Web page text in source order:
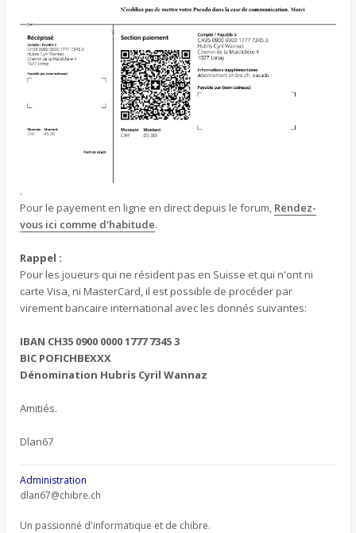
.
Pour le payement en ligne en direct depuis le forum, Rendez-
vous ici comme d'habitude.
Rappel :
Pour les joueurs qui ne résident pas en Suisse et qui n'ont ni
carte Visa, ni MasterCard, il est possible de procéder par
virement bancaire international avec les donnés suivantes:
IBAN CH35 0900 0000 1777 7345 3
BIC POFICHBEXXX
Dénomination Hubris Cyril Wannaz
Amitiés.
Dlan67
Administration
dlan67@chibre.ch
Un passionné d'informatique et de chibre.